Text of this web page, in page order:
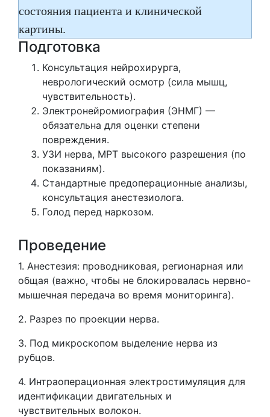
состояния пациента и клинической
картины.
Подготовка
Консультация нейрохирурга,
неврологический осмотр (сила мышц,
чувствительность).
Электронейромиография (ЭНМГ) —
обязательна для оценки степени
повреждения.
УЗИ нерва, МРТ высокого разрешения (по
показаниям).
Стандартные предоперационные анализы,
консультация анестезиолога.
Голод перед наркозом.
Проведение
1. Анестезия: проводниковая, регионарная или
общая (важно, чтобы не блокировалась нервно-
мышечная передача во время мониторинга).
2. Разрез по проекции нерва.
3. Под микроскопом выделение нерва из
рубцов.
4. Интраоперационная электростимуляция для
идентификации двигательных и
чувствительных волокон.